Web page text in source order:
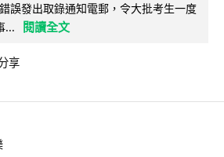
誤發出取錄通知電郵，令大批考生一度
...
閱讀全文
享